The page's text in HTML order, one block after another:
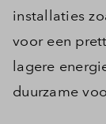
installaties
voor een
lagere
duurzame